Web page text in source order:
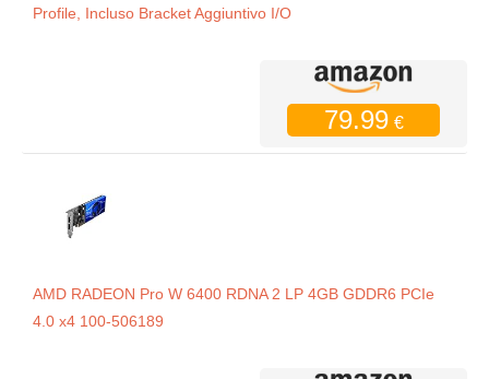
Profile, Incluso Bracket Aggiuntivo I/O
79.99 €
AMD RADEON Pro W 6400 RDNA 2 LP 4GB GDDR6 PCIe
4.0 x4 100-506189